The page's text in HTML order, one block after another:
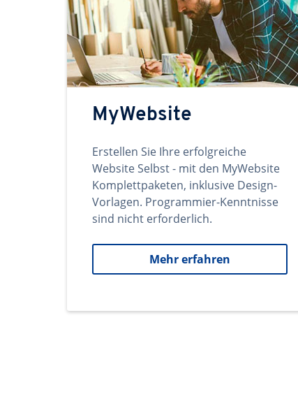
MyWebsite
Erstellen Sie Ihre erfolgreiche
Website Selbst - mit den MyWebsite
Komplettpaketen, inklusive Design-
Vorlagen. Programmier-Kenntnisse
sind nicht erforderlich.
Mehr erfahren